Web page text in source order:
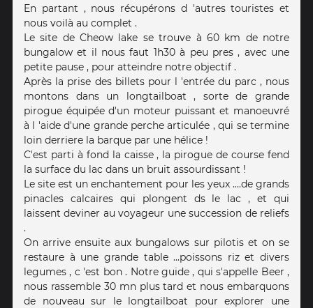
En partant , nous récupérons d 'autres touristes et
nous voilà au complet .
Le site de Cheow lake se trouve à 60 km de notre
bungalow et il nous faut 1h30 à peu pres , avec une
petite pause , pour atteindre notre objectif .
Après la prise des billets pour l 'entrée du parc , nous
montons dans un longtailboat , sorte de grande
pirogue équipée d'un moteur puissant et manoeuvré
à l 'aide d'une grande perche articulée , qui se termine
loin derriere la barque par une hélice !
C'est parti à fond la caisse , la pirogue de course fend
la surface du lac dans un bruit assourdissant !
Le site est un enchantement pour les yeux ....de grands
pinacles calcaires qui plongent ds le lac , et qui
laissent deviner au voyageur une succession de reliefs
.
On arrive ensuite aux bungalows sur pilotis et on se
restaure à une grande table ...poissons riz et divers
legumes , c 'est bon . Notre guide , qui s'appelle Beer ,
nous rassemble 30 mn plus tard et nous embarquons
de nouveau sur le longtailboat pour explorer une